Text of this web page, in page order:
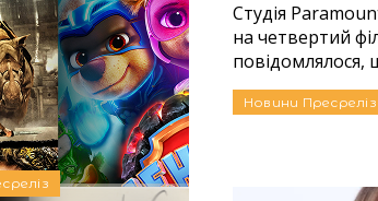
ко-ексклюзивну
глядачі в
01.07.2025
Новини Пресреліз
Студія
на четвертий
повідомлялося,